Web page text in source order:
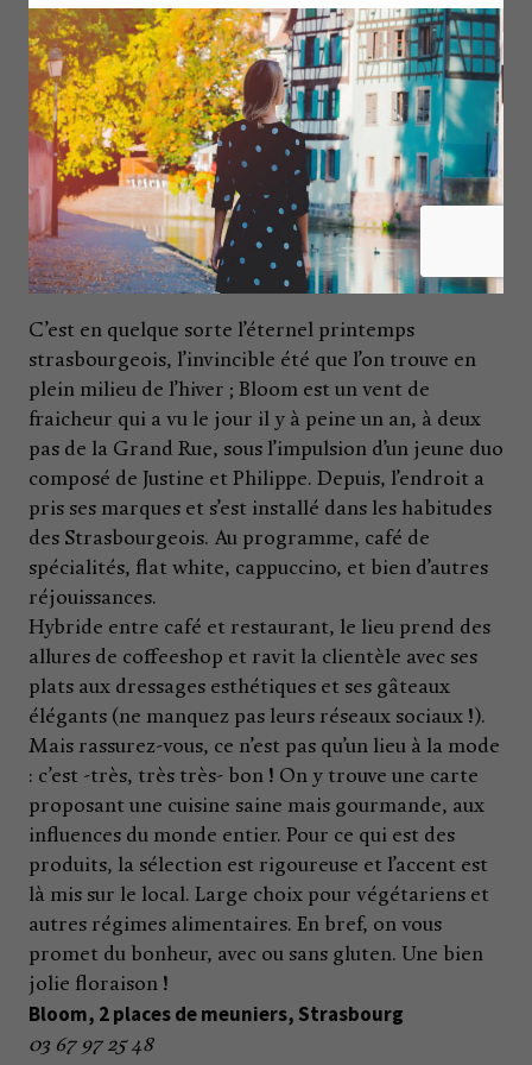
Bloom
C’est en quelque sorte l’éternel printemps
strasbourgeois, l’invincible été que l’on trouve en
plein milieu de l’hiver ; Bloom est un vent de
fraicheur qui a vu le jour il y à peine un an, à deux
pas de la Grand Rue, sous l’impulsion d’un jeune duo
composé de Justine et Philippe. Depuis, l’endroit a
pris ses marques et s’est installé dans les habitudes
des Strasbourgeois. Au programme, café de
spécialités, flat white, cappuccino, et bien d’autres
réjouissances.
Hybride entre café et restaurant, le lieu prend des
allures de coffeeshop et ravit la clientèle avec ses
plats aux dressages esthétiques et ses gâteaux
élégants (ne manquez pas leurs réseaux sociaux !).
Mais rassurez-vous, ce n’est pas qu’un lieu à la mode
: c’est -très, très très- bon ! On y trouve une carte
proposant une cuisine saine mais gourmande, aux
influences du monde entier. Pour ce qui est des
produits, la sélection est rigoureuse et l’accent est
là mis sur le local. Large choix pour végétariens et
autres régimes alimentaires. En bref, on vous
promet du bonheur, avec ou sans gluten. Une bien
jolie floraison !
Bloom, 2 places de meuniers, Strasbourg
03 67 97 25 48